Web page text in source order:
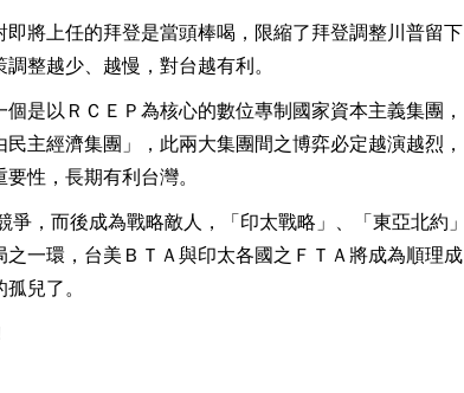
將上任的拜登是當頭棒喝，限縮了拜登調整川普留下
整越少、越慢，對台越有利。
是以ＲＣＥＰ為核心的數位專制國家資本主義集團，
主經濟集團」，此兩大集團間之博弈必定越演越烈，
性，長期有利台灣。
，而後成為戰略敵人，「印太戰略」、「東亞北約」
一環，台美ＢＴＡ與印太各國之ＦＴＡ將成為順理成
兒了。